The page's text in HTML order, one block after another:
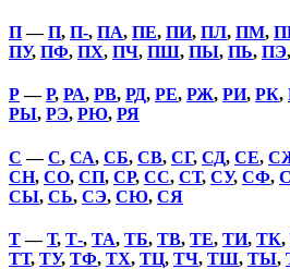
П—П, П-, ПА, ПЕ, ПИ, ПЛ, ПМ,
ПУ, ПФ, ПХ, ПЧ, ПШ, ПЫ, ПЬ, ПЭ,
Р—Р, РА, РВ, РД, РЕ, РЖ, РИ, РК,
РЫ, РЭ, РЮ, РЯ
С —С, СА, СБ, СВ, СГ, СД, СЕ,
СН, СО, СП, СР, СС, СТ, СУ, СФ,
СЫ, СЬ, СЭ, СЮ, СЯ
Т—Т, Т-, ТА, ТБ, ТВ, ТЕ, ТИ, ТК,
ТТ, ТУ, ТФ, ТХ, ТЦ, ТЧ, ТШ, ТЫ,